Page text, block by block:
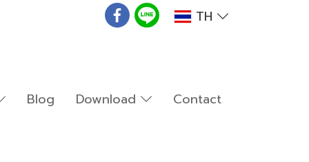
TH
Blog Download Contact